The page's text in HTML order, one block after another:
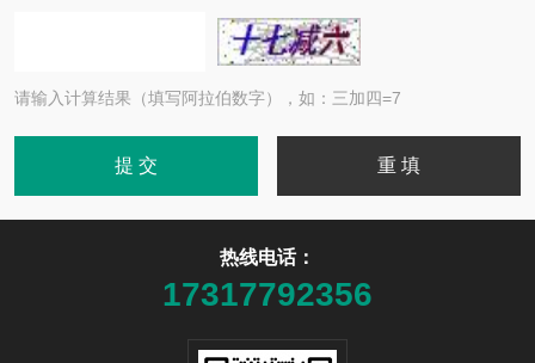
请输入计算结果（填写阿拉伯数字），如：三加四=7
热线电话：
17317792356